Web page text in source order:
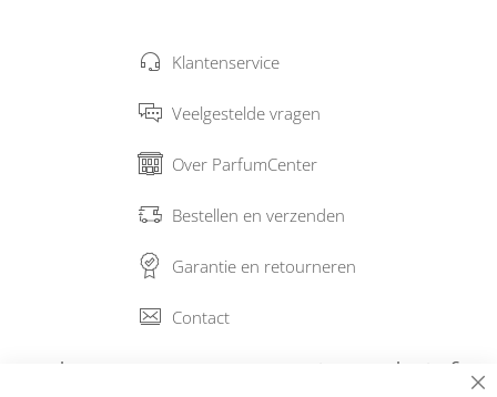
Klantenservice
Veelgestelde vragen
Over ParfumCenter
Bestellen en verzenden
Garantie en retourneren
Contact
Abonneer op onze nieuwsbrief